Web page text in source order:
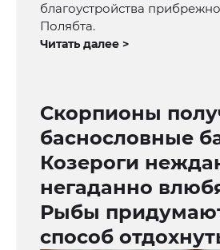
благоустройства
Полябта.
Читать далее >
Скорпионы
баснословные
Козероги
негаданно
Рыбы
способ